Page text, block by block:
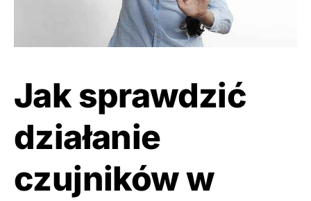
Jak sprawdzić
działanie
czujników w